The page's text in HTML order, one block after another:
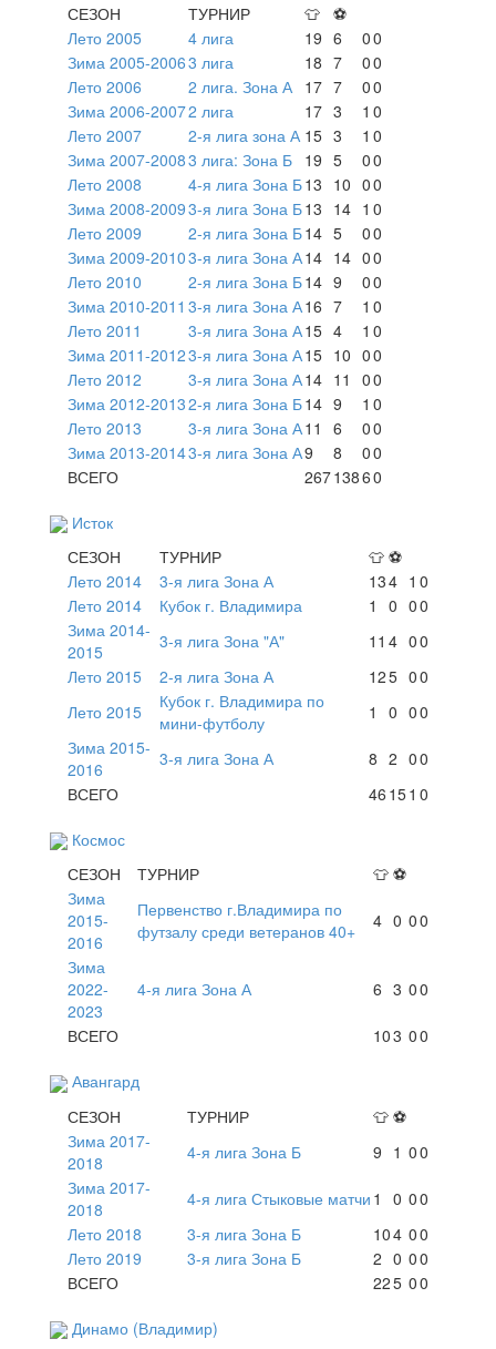
СЕЗОН
ТУРНИР 👕 ⚽
Лето 2005
4 лига 19 6 00
Зима 2005-20063 лига 18 7 00
Лето 2006
2 лига. Зона А 17 7 00
Зима 2006-20072 лига 17 3 1 0
Лето 2007
2-я лига зона А 15 3 1 0
Зима 2007-20083 лига: Зона Б 19 5 00
Лето 2008
4-я лига Зона Б13 10 00
Зима 2008-20093-я лига Зона Б13 14 1 0
Лето 2009
2-я лига Зона Б14 5 00
Зима 2009-20103-я лига Зона А14 14 00
Лето 2010
2-я лига Зона Б14 9 00
Зима 2010-2011 3-я лига Зона А16 7 1 0
Лето 2011
3-я лига Зона А15 4 1 0
Зима 2011-20123-я лига Зона А15 10 00
Лето 2012
3-я лига Зона А14 11 00
Зима 2012-20132-я лига Зона Б14 9 1 0
Лето 2013
3-я лига Зона А11 6 00
Зима 2013-20143-я лига Зона А9 8 00
ВСЕГО
26713860
Исток
СЕЗОН
ТУРНИР 👕 ⚽
Лето 2014
3-я лига Зона А 134 1 0
Лето 2014
Кубок г. Владимира 1 0 00
Зима 2014-
2015
3-я лига Зона "А" 11 4 00
Лето 2015
2-я лига Зона А 125 00
Лето 2015
Кубок г. Владимира по
мини-футболу
1 0 00
Зима 2015-
2016
3-я лига Зона А 8 2 00
ВСЕГО
46 151 0
Космос
СЕЗОН
ТУРНИР 👕 ⚽
Зима
2015-
2016
Первенство г.Владимира по
футзалу среди ветеранов 40+
4 0 00
Зима
2022-
2023
4-я лига Зона А 6 3 00
ВСЕГО 103 00
Авангард
СЕЗОН
ТУРНИР 👕 ⚽
Зима 2017-
2018
4-я лига Зона Б 9 1 00
Зима 2017-
2018
4-я лига Стыковые матчи 1 0 00
Лето 2018
3-я лига Зона Б 104 00
Лето 2019
3-я лига Зона Б 2 0 00
ВСЕГО
225 00
Динамо (Владимир)